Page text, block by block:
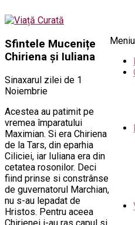
Meniu
Sfintele Mucenițe
Chiriena și Iuliana
Sinaxarul zilei de 1
Noiembrie
Acestea au patimit pe
vremea împaratului
Maximian. Si era Chiriena
de la Tars, din eparhia
Ciliciei, iar Iuliana era din
cetatea rosonilor. Deci
fiind prinse si constrânse
de guvernatorul Marchian,
nu s-au lepadat de
Hristos. Pentru aceea
Chirienei i-au ras capul si